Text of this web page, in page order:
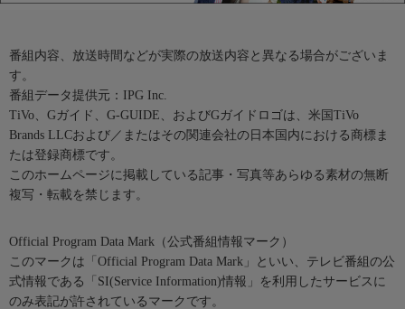
番組内容、放送時間などが実際の放送内容と異なる場合がございま
す。
番組データ提供元：IPG Inc.
TiVo、Gガイド、G-GUIDE、およびGガイドロゴは、米国TiVo
Brands LLCおよび／またはその関連会社の日本国内における商標ま
たは登録商標です。
このホームページに掲載している記事・写真等あらゆる素材の無断
複写・転載を禁じます。
Official Program Data Mark（公式番組情報マーク）
このマークは「Official Program Data Mark」といい、テレビ番組の公
式情報である「SI(Service Information)情報」を利用したサービスに
のみ表記が許されているマークです。